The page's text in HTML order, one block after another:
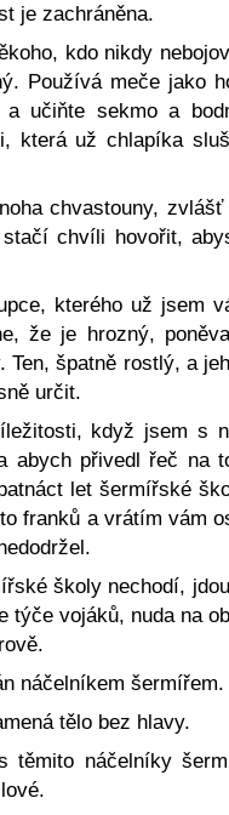
je zachráněna.
kdo nikdy
Používá meče jako
a učiňte sekmo a
která už chlapíka
chvastouny, zvlášť
chvíli hovořit,
kterého už jsem
že je hrozný,
Ten, špatně rostlý, a
určit.
když jsem s
abych přivedl řeč na
let šermířské
franků a vrátím vám
školy nechodí,
týče vojáků, nuda na
náčelníkem šermířem.
tělo bez hlavy.
těmito náčelníky